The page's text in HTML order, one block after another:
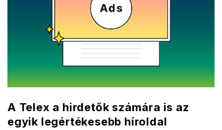
A Telex a hirdetők számára is az
egyik legértékesebb híroldal